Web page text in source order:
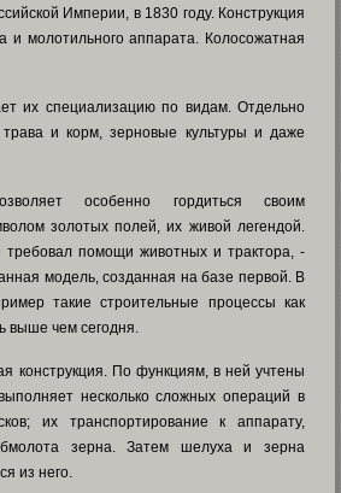
Империи, в 1830 году. Конструкция
и молотильного аппарата. Колосожатная
их специализацию по видам. Отдельно
и корм, зерновые культуры и даже
особенно гордиться своим
золотых полей, их живой легендой.
помощи животных и трактора, -
модель, созданная на базе первой. В
такие строительные процессы как
выше чем сегодня.
По функциям, в ней учтены
несколько сложных операций в
их транспортирование к аппарату,
зерна. Затем шелуха и зерна
из него.